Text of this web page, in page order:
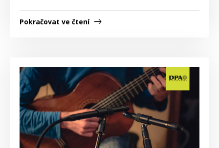
Pokračovat ve čtení